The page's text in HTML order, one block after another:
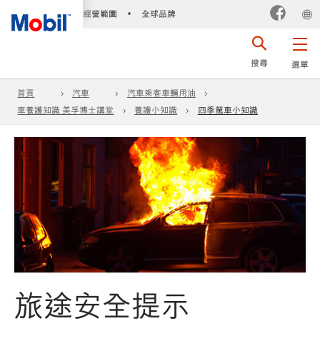
經營範圍 • 全球品牌
選單
搜尋
首頁 汽車
汽車乘客車輛用油
車養護知識 美孚博士講堂
養護小知識 四季駕車小知識
旅途安全提示